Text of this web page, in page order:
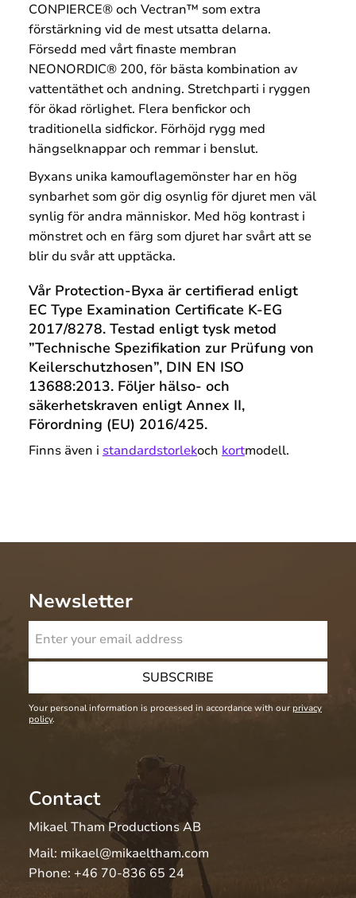
CONPIERCE® och Vectran™ som extra
förstärkning vid de mest utsatta delarna.
Försedd med vårt finaste membran
NEONORDIC® 200, för bästa kombination av
vattentäthet och andning. Stretchparti i ryggen
för ökad rörlighet. Flera benfickor och
traditionella sidfickor. Förhöjd rygg med
hängselknappar och remmar i benslut.
Byxans unika kamouflagemönster har en hög
synbarhet som gör dig osynlig för djuret men väl
synlig för andra människor. Med hög kontrast i
mönstret och en färg som djuret har svårt att se
blir du svår att upptäcka.
Vår Protection-Byxa är certifierad enligt
EC Type Examination Certificate K-EG
2017/8278. Testad enligt tysk metod
”Technische Spezifikation zur Prüfung von
Keilerschutzhosen”, DIN EN ISO
13688:2013. Följer hälso- och
säkerhetskraven enligt Annex II,
Förordning (EU) 2016/425.
Finns även i standardstorlekoch kortmodell.
Newsletter
SUBSCRIBE
Your personal information is processed in accordance with our privacy
policy.
Contact
Mikael Tham Productions AB
Mail: mikael@mikaeltham.com
Phone: +46 70-836 65 24